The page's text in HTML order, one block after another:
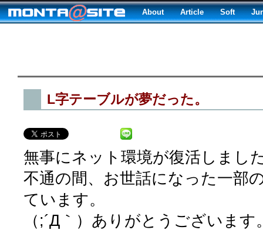
About Article Soft
L字テーブルが夢だった。
無事にネット環境が復活しまし
不通の間、お世話になった一部
ています。
（;´Д｀）ありがとうございます